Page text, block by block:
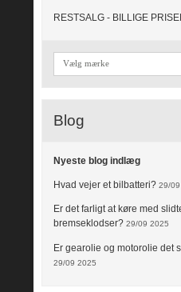
RESTSALG - BILLIGE
Blog
Nyeste blog indlæg
Hvad vejer et bilbatteri? 29/
Er det farligt at køre med
bremseklodser? 29/09 2025
Er gearolie og motorolie det
29/09 2025